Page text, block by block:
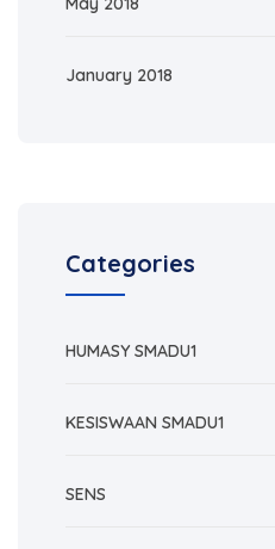
January 2018
Categories
HUMASY SMADU1
KESISWAAN SMADU1
SENS